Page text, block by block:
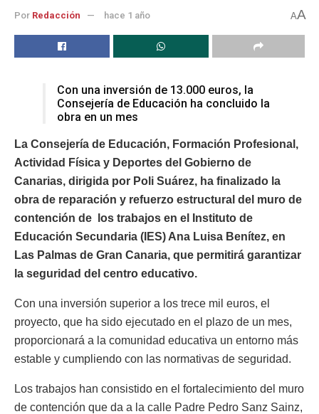
Por Redacción hace 1 año AA
Con una inversión de 13.000 euros, la
Consejería de Educación ha concluido la
obra en un mes
La Consejería de Educación, Formación Profesional,
Actividad Física y Deportes del Gobierno de
Canarias, dirigida por Poli Suárez, ha finalizado la
obra de reparación y refuerzo estructural del muro de
contención de los trabajos en el Instituto de
Educación Secundaria (IES) Ana Luisa Benítez, en
Las Palmas de Gran Canaria, que permitirá garantizar
la seguridad del centro educativo.
Con una inversión superior a los trece mil euros, el
proyecto, que ha sido ejecutado en el plazo de un mes,
proporcionará a la comunidad educativa un entorno más
estable y cumpliendo con las normativas de seguridad.
Los trabajos han consistido en el fortalecimiento del muro
de contención que da a la calle Padre Pedro Sanz Sainz,